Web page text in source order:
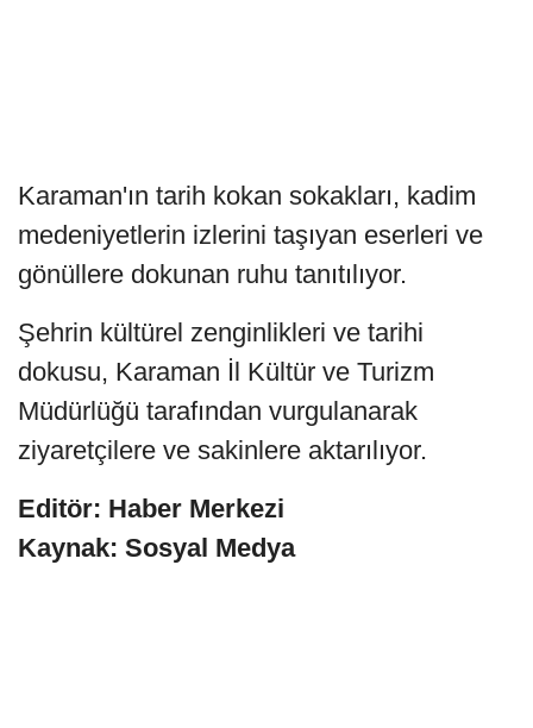
Karaman'ın tarih kokan sokakları, kadim
medeniyetlerin izlerini taşıyan eserleri ve
gönüllere dokunan ruhu tanıtılıyor.
Şehrin kültürel zenginlikleri ve tarihi
dokusu, Karaman İl Kültür ve Turizm
Müdürlüğü tarafından vurgulanarak
ziyaretçilere ve sakinlere aktarılıyor.
Editör: Haber Merkezi
Kaynak: Sosyal Medya